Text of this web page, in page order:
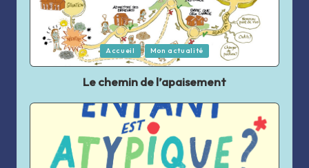
Posted
in
Accueil Mon actualité
Le chemin de l’apaisement